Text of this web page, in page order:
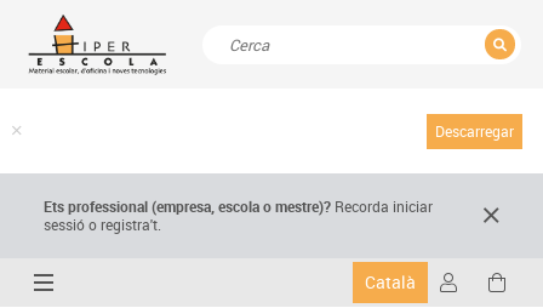
Descarregar
Ets professional (empresa,escola o mestre)? Recorda iniciar
sessió o registra't.
Català